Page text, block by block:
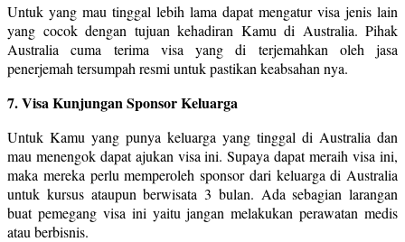
Untuk yang mau tinggal lebih lama dapat mengatur visa jenis lain
yang cocok dengan tujuan kehadiran Kamu di Australia. Pihak
Australia cuma terima visa yang di terjemahkan oleh jasa
penerjemah tersumpah resmi untuk pastikan keabsahan nya.
7. Visa Kunjungan Sponsor Keluarga
Untuk Kamu yang punya keluarga yang tinggal di Australia dan
mau menengok dapat ajukan visa ini. Supaya dapat meraih visa ini,
maka mereka perlu memperoleh sponsor dari keluarga di Australia
untuk kursus ataupun berwisata 3 bulan. Ada sebagian larangan
buat pemegang visa ini yaitu jangan melakukan perawatan medis
atau berbisnis.